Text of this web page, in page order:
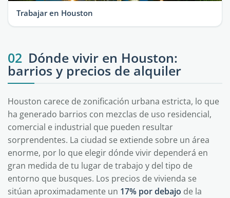
Trabajar en Houston
02 Dónde vivir en Houston:
barrios y precios de alquiler
Houston carece de zonificación urbana estricta, lo que
ha generado barrios con mezclas de uso residencial,
comercial e industrial que pueden resultar
sorprendentes. La ciudad se extiende sobre un área
enorme, por lo que elegir dónde vivir dependerá en
gran medida de tu lugar de trabajo y del tipo de
entorno que busques. Los precios de vivienda se
sitúan aproximadamente un 17% por debajo de la